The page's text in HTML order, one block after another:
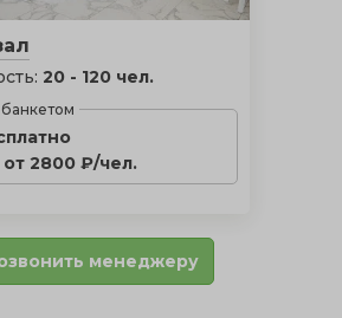
20 - 120 чел.
от 2800 ₽/чел.
менеджеру